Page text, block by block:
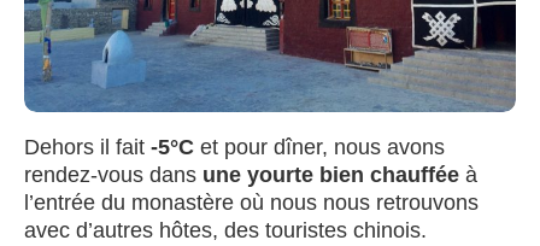
Dehors il fait -5°C et pour dîner, nous avons
rendez-vous dans une yourte bien chauffée à
l’entrée du monastère où nous nous retrouvons
avec d’autres hôtes, des touristes chinois.